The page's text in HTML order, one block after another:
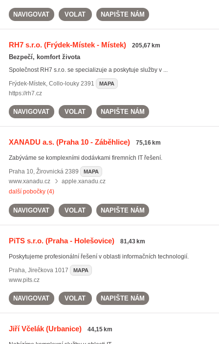
NAVIGOVAT VOLAT NAPIŠTE NÁM
RH7 s.r.o.(Frýdek-Místek - Místek) 205,67 km
Bezpečí, komfort života
Společnost RH7 s.r.o. se specializuje a poskytuje služby v ...
Frýdek-Místek, Collo-louky 2391 MAPA
https://rh7.cz
NAVIGOVAT VOLAT NAPIŠTE NÁM
XANADU a.s.(Praha 10 - Záběhlice) 75,16 km
Zabýváme se komplexními dodávkami firemních IT řešení.
Praha 10, Žirovnická 2389 MAPA
www.xanadu.cz
apple.xanadu.cz
další pobočky (4)
NAVIGOVAT VOLAT NAPIŠTE NÁM
PiTS s.r.o.(Praha - Holešovice) 81,43 km
Poskytujeme profesionální řešení v oblasti informačních technologií.
Praha, Jirečkova 1017 MAPA
www.pits.cz
NAVIGOVAT VOLAT NAPIŠTE NÁM
Jiří Včelák(Urbanice) 44,15 km